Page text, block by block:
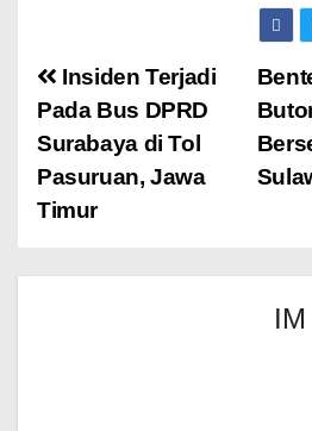
Insiden Terjadi
Pada Bus DPRD
Surabaya di Tol
Pasuruan, Jawa
Timur
IM